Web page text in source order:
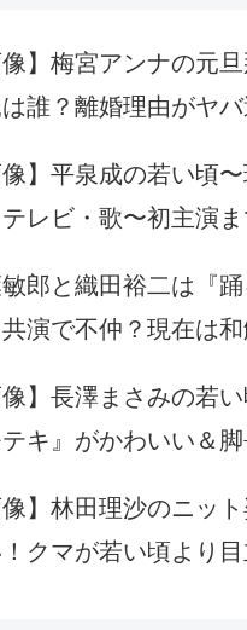
像】梅宮アンナの元
誰？離婚理由がヤバ
像】平泉成の若い頃
レビ・歌〜初主演ま
郎と織田裕二は『
演で不仲？現在は和
像】長澤まさみの若
テキ』がかわいい＆脚
像】林田理沙のニッ
クマが若い頃より目